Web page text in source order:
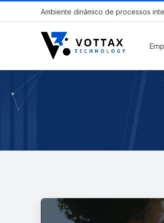
Ambiente dinâmico de processos